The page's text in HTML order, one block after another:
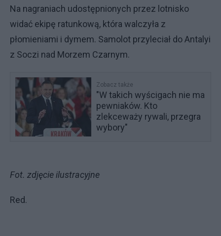
Na nagraniach udostępnionych przez lotnisko
widać ekipę ratunkową, która walczyła z
płomieniami i dymem. Samolot przyleciał do Antalyi
z Soczi nad Morzem Czarnym.
Zobacz także
"W takich wyścigach nie ma
pewniaków. Kto
zlekceważy rywali, przegra
wybory"
Fot. zdjęcie ilustracyjne
Red.